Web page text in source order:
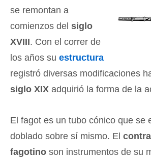
se remontan a
comienzos del siglo
XVIII. Con el correr de
los años su estructura
registró diversas modificaciones
siglo XIX adquirió la forma de la
El fagot es un tubo cónico que se
doblado sobre sí mismo. El
fagotino son instrumentos de su